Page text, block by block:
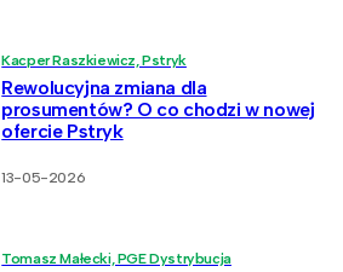
Kacper Raszkiewicz, Pstryk
Rewolucyjna zmiana dla
prosumentów? O co chodzi w nowej
ofercie Pstryk
13-05-2026
Tomasz Małecki, PGE Dystrybucja